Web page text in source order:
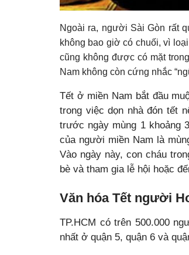
Ngoài ra, người Sài Gòn rất
không bao giờ có chuối, vì
cũng không được có mặt
Nam không còn cứng nhắc
Tết ở miền Nam bắt đầu
trong việc dọn nhà đón tết
trước ngày mùng 1 khoảng
của người miền Nam là
Vào ngày này, con cháu
bè và tham gia lễ hội hoặc
Văn hóa Tết người
TP.HCM có trên 500.000
nhất ở quận 5, quận 6 và